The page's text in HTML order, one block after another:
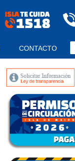
CONTACTO